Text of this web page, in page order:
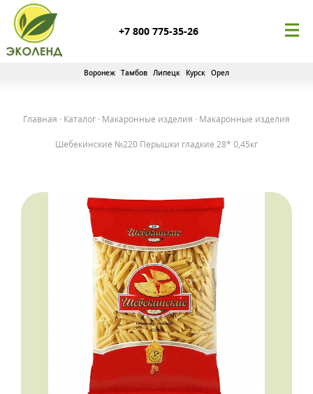
+7 800 775-35-26
Воронеж Тамбов Липецк Курск Орел
Главная · Каталог · Макаронные изделия · Макаронные изделия
Шебекинские №220 Перышки гладкие 28* 0,45кг